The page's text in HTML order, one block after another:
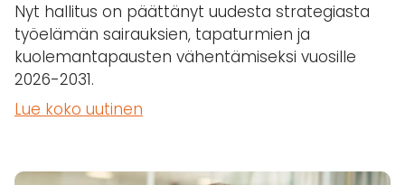
Nyt hallitus on päättänyt uudesta strategiasta
työelämän sairauksien, tapaturmien ja
kuolemantapausten vähentämiseksi vuosille
2026-2031.
Lue koko uutinen